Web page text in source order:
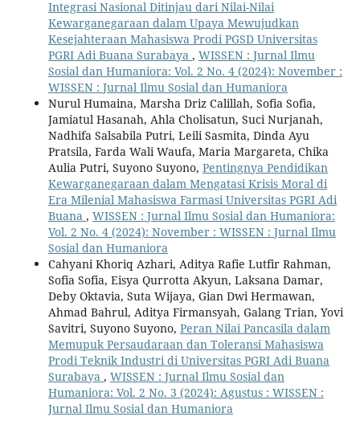
Integrasi Nasional Ditinjau dari Nilai-Nilai
Kewarganegaraan dalam Upaya Mewujudkan
Kesejahteraan Mahasiswa Prodi PGSD Universitas
PGRI Adi Buana Surabaya , WISSEN : Jurnal Ilmu
Sosial dan Humaniora: Vol. 2 No. 4 (2024): November :
WISSEN : Jurnal Ilmu Sosial dan Humaniora
Nurul Humaina, Marsha Driz Calillah, Sofia Sofia,
Jamiatul Hasanah, Ahla Cholisatun, Suci Nurjanah,
Nadhifa Salsabila Putri, Leili Sasmita, Dinda Ayu
Pratsila, Farda Wali Waufa, Maria Margareta, Chika
Aulia Putri, Suyono Suyono, Pentingnya Pendidikan
Kewarganegaraan dalam Mengatasi Krisis Moral di
Era Milenial Mahasiswa Farmasi Universitas PGRI Adi
Buana , WISSEN : Jurnal Ilmu Sosial dan Humaniora:
Vol. 2 No. 4 (2024): November : WISSEN : Jurnal Ilmu
Sosial dan Humaniora
Cahyani Khoriq Azhari, Aditya Rafie Lutfir Rahman,
Sofia Sofia, Eisya Qurrotta Akyun, Laksana Damar,
Deby Oktavia, Suta Wijaya, Gian Dwi Hermawan,
Ahmad Bahrul, Aditya Firmansyah, Galang Trian, Yovi
Savitri, Suyono Suyono, Peran Nilai Pancasila dalam
Memupuk Persaudaraan dan Toleransi Mahasiswa
Prodi Teknik Industri di Universitas PGRI Adi Buana
Surabaya , WISSEN : Jurnal Ilmu Sosial dan
Humaniora: Vol. 2 No. 3 (2024): Agustus : WISSEN :
Jurnal Ilmu Sosial dan Humaniora